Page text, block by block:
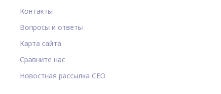
Контакты
Вопросы и ответы
Карта сайта
Сравните нас
Новостная рассылка CEO